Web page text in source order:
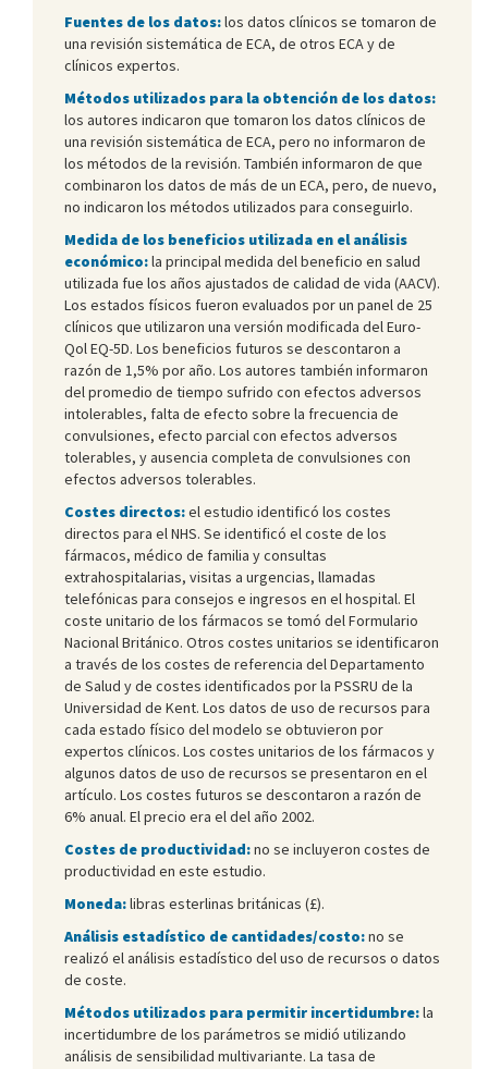
Fuentes de los datos:los datos clínicos se tomaron de
una revisión sistemática de ECA, de otros ECA y de
clínicos expertos.
Métodos utilizados para la obtención de los datos:
los autores indicaron que tomaron los datos clínicos de
una revisión sistemática de ECA, pero no informaron de
los métodos de la revisión. También informaron de que
combinaron los datos de más de un ECA, pero, de nuevo,
no indicaron los métodos utilizados para conseguirlo.
Medida de los beneficios utilizada en el análisis
económico:la principal medida del beneficio en salud
utilizada fue los años ajustados de calidad de vida (AACV).
Los estados físicos fueron evaluados por un panel de 25
clínicos que utilizaron una versión modificada del Euro-
Qol EQ-5D. Los beneficios futuros se descontaron a
razón de 1,5% por año. Los autores también informaron
del promedio de tiempo sufrido con efectos adversos
intolerables, falta de efecto sobre la frecuencia de
convulsiones, efecto parcial con efectos adversos
tolerables, y ausencia completa de convulsiones con
efectos adversos tolerables.
Costes directos:el estudio identificó los costes
directos para el NHS. Se identificó el coste de los
fármacos, médico de familia y consultas
extrahospitalarias, visitas a urgencias, llamadas
telefónicas para consejos e ingresos en el hospital. El
coste unitario de los fármacos se tomó del Formulario
Nacional Británico. Otros costes unitarios se identificaron
a través de los costes de referencia del Departamento
de Salud y de costes identificados por la PSSRU de la
Universidad de Kent. Los datos de uso de recursos para
cada estado físico del modelo se obtuvieron por
expertos clínicos. Los costes unitarios de los fármacos y
algunos datos de uso de recursos se presentaron en el
artículo. Los costes futuros se descontaron a razón de
6% anual. El precio era el del año 2002.
Costes de productividad:no se incluyeron costes de
productividad en este estudio.
Moneda:libras esterlinas británicas (£).
Análisis estadístico de cantidades/costo:no se
realizó el análisis estadístico del uso de recursos o datos
de coste.
Métodos utilizados para permitir incertidumbre:la
incertidumbre de los parámetros se midió utilizando
análisis de sensibilidad multivariante. La tasa de